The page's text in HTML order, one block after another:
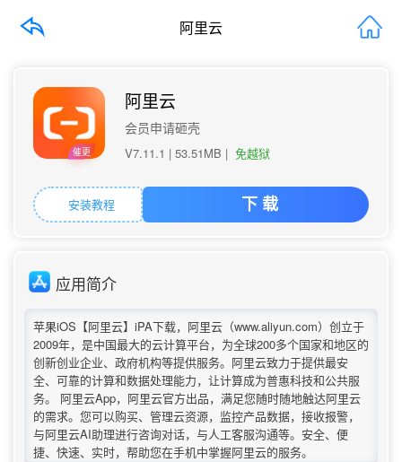
阿里云
催更
阿里云
会员申请砸壳
V7.11.1 | 53.51MB | 免越狱
安装教程 下 载
应用简介
苹果iOS【阿里云】iPA下载，阿里云（www.aliyun.com）创立于
2009年，是中国最大的云计算平台，为全球200多个国家和地区的
创新创业企业、政府机构等提供服务。阿里云致力于提供最安
全、可靠的计算和数据处理能力，让计算成为普惠科技和公共服
务。 阿里云App，阿里云官方出品，满足您随时随地触达阿里云
的需求。您可以购买、管理云资源，监控产品数据，接收报警，
与阿里云AI助理进行咨询对话，与人工客服沟通等。安全、便
捷、快速、实时，帮助您在手机中掌握阿里云的服务。